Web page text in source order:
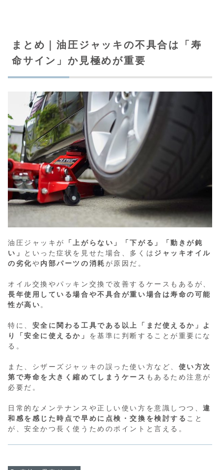
まとめ｜油圧ジャッキの不具合は「寿
命サイン」か見極めが重要
油圧ジャッキが
「上がらない」「下がる」「動きが鈍
い」
といった症状を見せた場合、多くは ジャッキオイル
の劣化や内部パーツの消耗 が原因だ。
オイル交換やパッキン交換で改善するケースもあるが、
長年使用している場合や不具合が重い場合は寿命の可能
性が高い 。
特に、 安全に関わる工具である以上「まだ使えるか」よ
り「安全に使えるか」 を基準に判断することが重要にな
る。
また、シザーズジャッキの誤った使い方など、 使い方次
第で寿命を大きく縮めてしまうケース もあるため注意が
必要だ。
日常的なメンテナンスや正しい使い方を意識しつつ、違
和感を感じた時点で早めに点検・交換を検討する こと
が、安全かつ長く使うためのポイントと言える。